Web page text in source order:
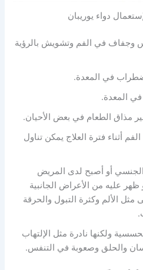
لإستعمال دواء يوريبان
وجفاف في الفم وتشويش بالرؤية
في المعدة.
المعدة.
مذاق الطعام في بعض الأحيان.
أثناء فترة العلاج يمكن تناول
أو أصبح لدى المريض
عليه من الأعراض الجانبية
الألم وكثرة التبول والحرقة
ولكنها نادرة مثل الإلتهاب
والحلق وصعوبة في التنفس.